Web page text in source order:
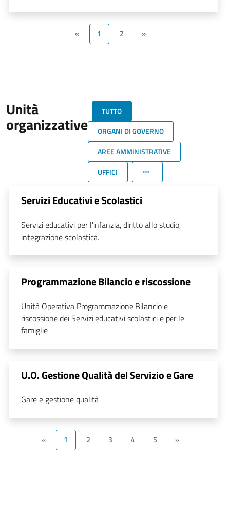
« 1 2 »
Unità
organizzative
TUTTO
ORGANI DI GOVERNO
AREE AMMINISTRATIVE
UFFICI
Servizi Educativi e Scolastici
Servizi educativi per l'infanzia, diritto allo studio,
integrazione scolastica.
Programmazione Bilancio e riscossione
Unità Operativa Programmazione Bilancio e
riscossione dei Servizi educativi scolastici e per le
famiglie
U.O. Gestione Qualità del Servizio e Gare
Gare e gestione qualità
« 1 2 3 4 5 »